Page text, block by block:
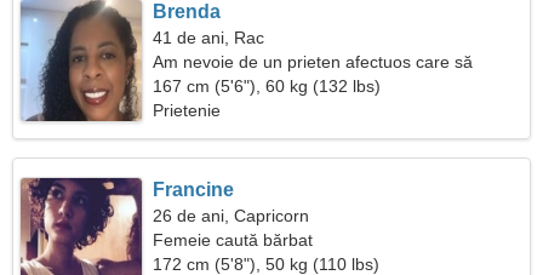
Brenda
41 de ani, Rac
Am nevoie de un prieten afectuos care să
schieze împreună
167 cm (5'6"), 60 kg (132 lbs)
Prietenie
Francine
26 de ani, Capricorn
Femeie caută bărbat
172 cm (5'8"), 50 kg (110 lbs)